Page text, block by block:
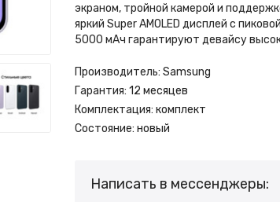
экраном, тройной камерой и
яркий Super AMOLED дисплей с
5000 мАч гарантируют девайсу
Производитель: Samsung
Гарантия: 12 месяцев
Комплектация: комплект
Состояние: новый
Написать в мессенджеры: